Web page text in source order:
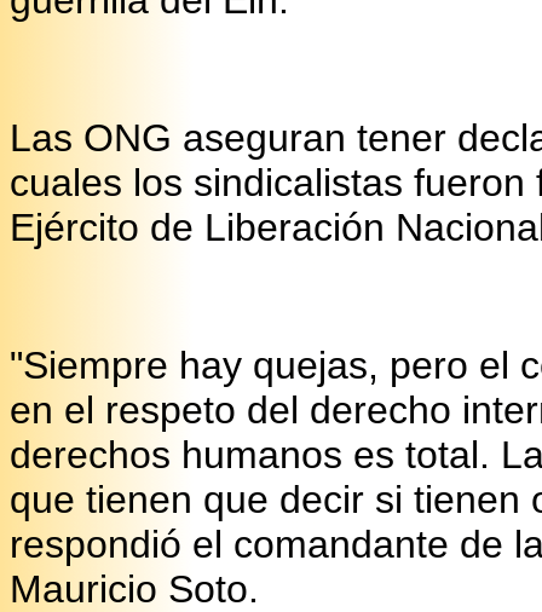
Las ONG aseguran tener
cuales los sindicalistas
Ejército de Liberación
"Siempre hay quejas, pero el
en el respeto del derecho
derechos humanos es total.
que tienen que decir si tienen
respondió el comandante de
Mauricio Soto.